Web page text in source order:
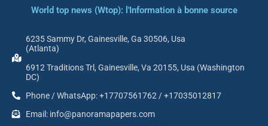
World top news (Wtop): l'Information à bonne source
6235 Sammy Dr, Gainesville, Ga 30506, Usa
(Atlanta)
6912 Traditions Trl, Gainesville, Va 20155, Usa (Washington
DC)
Phone / WhatsApp: +17707561762 / +17035012817
Email: info@panoramapapers.com